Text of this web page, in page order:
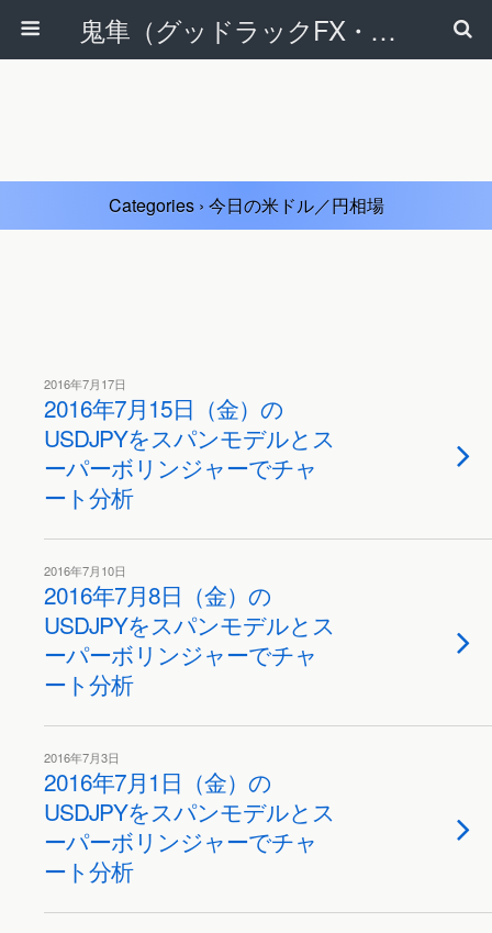
鬼隼（グッドラックFX・改）
Categories › 今日の米ドル／円相場
2016年7月17日
2016年7月15日（金）の
USDJPYをスパンモデルとス
ーパーボリンジャーでチャ
ート分析
2016年7月10日
2016年7月8日（金）の
USDJPYをスパンモデルとス
ーパーボリンジャーでチャ
ート分析
2016年7月3日
2016年7月1日（金）の
USDJPYをスパンモデルとス
ーパーボリンジャーでチャ
ート分析